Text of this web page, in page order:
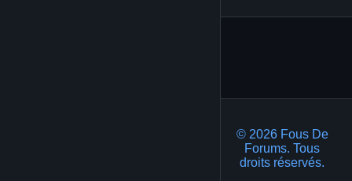
© 2026 Fous De
Forums. Tous
droits réservés.